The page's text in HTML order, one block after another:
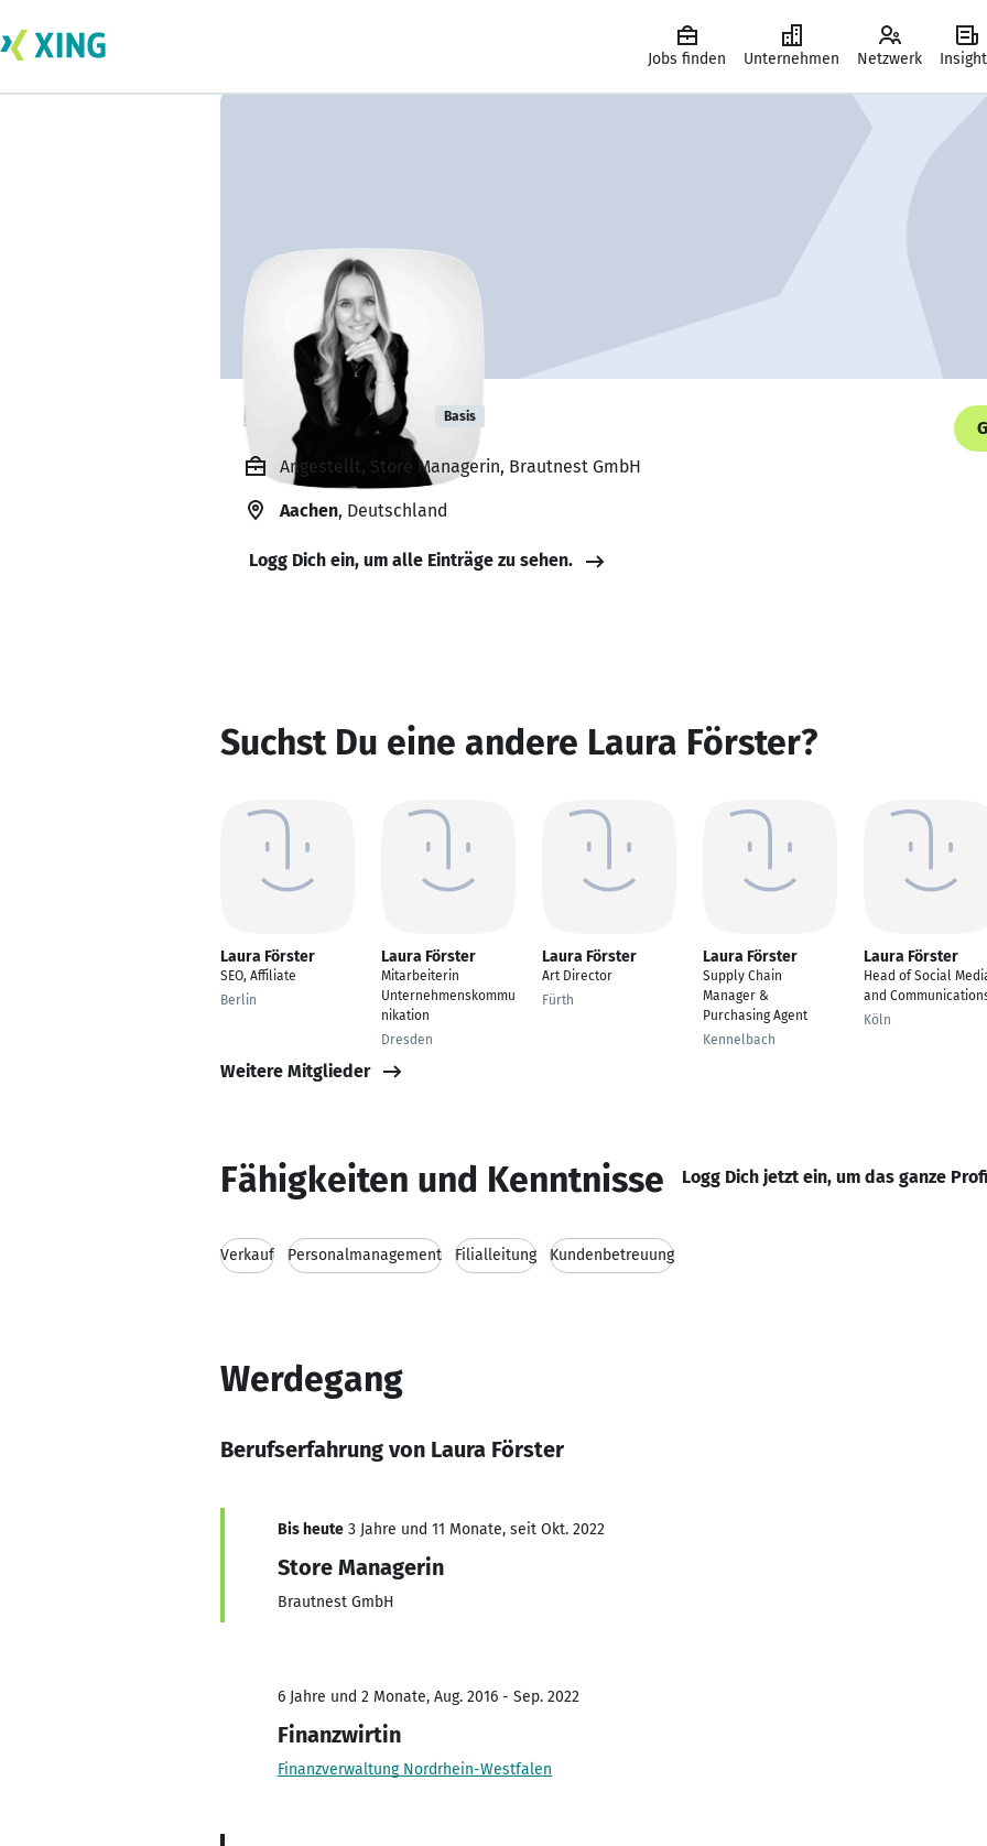
Jobs finden Unternehmen Netzwerk
Laura Förster Basis
Angestellt, Store Managerin, Brautnest GmbH
Aachen, Deutschland
Logg Dich ein, um alle Einträge zu sehen.
Suchst Du eine andere Laura Förster?
Laura Förster
SEO, Affiliate
Berlin
Laura Förster
Mitarbeiterin
Unternehmenskommu
nikation
Dresden
Laura Förster
Art Director
Fürth
Laura Förster
Supply Chain
Manager &
Purchasing Agent
Kennelbach
Laura Förster
Head of Social
and
Köln
Weitere Mitglieder
Fähigkeiten und Kenntnisse Logg Dich jetzt ein, um das ganze
Verkauf Personalmanagement Filialleitung Kundenbetreuung
Werdegang
Berufserfahrung von Laura Förster
Bis heute 3 Jahre und 11 Monate, seit Okt. 2022
Store Managerin
Brautnest GmbH
6 Jahre und 2 Monate, Aug. 2016 - Sep. 2022
Finanzwirtin
Finanzverwaltung Nordrhein-Westfalen